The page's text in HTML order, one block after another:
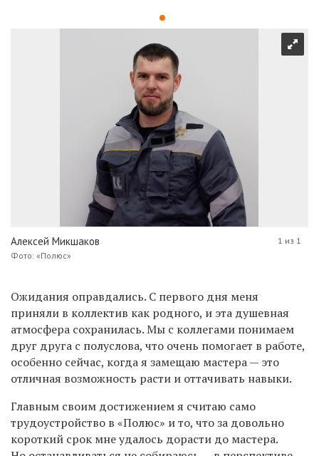
Алексей Микшаков
Фото: «Полюс»
1 из 1
Ожидания оправдались. С первого дня меня
приняли в коллектив как родного, и эта душевная
атмосфера сохранилась. Мы с коллегами понимаем
друг друга с полуслова, что очень помогает в работе,
особенно сейчас, когда я замещаю мастера — это
отличная возможность расти и оттачивать навыки.
Главным своим достижением я считаю само
трудоустройство в «Полюс» и то, что за довольно
короткий срок мне удалось дорасти до мастера.